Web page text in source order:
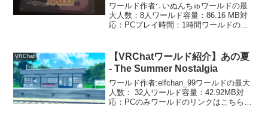
ワールド作者:․いぬんちゅワールドの最
大人数：8人ワールド容量：86.16 MB対
応：PCプレイ時間：1時間ワールドのリ
きゲームワールドです。途中参加ができ
ないので、...
VRChat
【VRChatワールド紹介】あの夏
- The Summer Nostalgia
ワールド作者:elfchan_99ワールドの最大
人数： 32人ワールド容量：42.92MB対
応：PCのみワールドのリンクはこちら日